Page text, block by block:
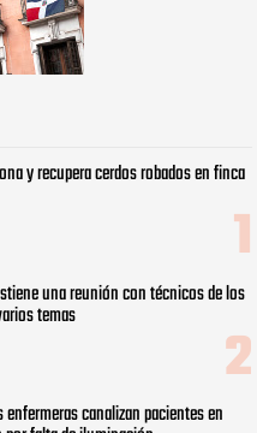
y recupera cerdos robados en finca
una reunión con técnicos de los
temas
canalizan pacientes en